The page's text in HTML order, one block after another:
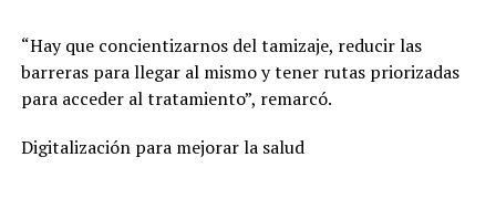
“Hay que concientizarnos del tamizaje, reducir las
barreras para llegar al mismo y tener rutas priorizadas
para acceder al tratamiento”, remarcó.
Digitalización para mejorar la salud